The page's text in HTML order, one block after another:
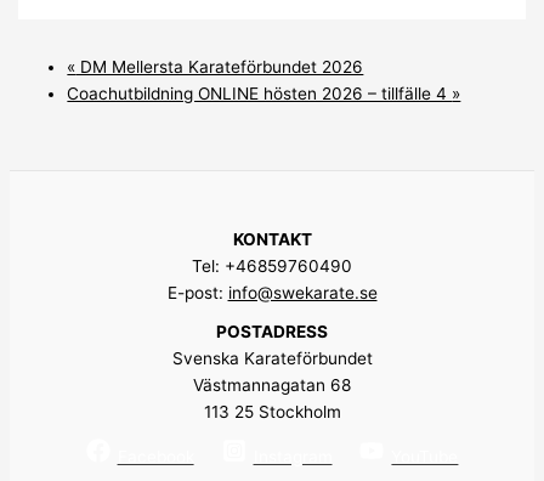
« DM Mellersta Karateförbundet 2026
Coachutbildning ONLINE hösten 2026 – tillfälle 4 »
KONTAKT
Tel: +46859760490
E-post: info@swekarate.se
POSTADRESS
Svenska Karateförbundet
Västmannagatan 68
113 25 Stockholm